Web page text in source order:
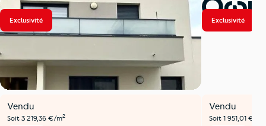
Exclusivité
Vendu
Soit 3 219,36 €/m2
Exclusivité
Vendu
Soit 1 951,01 €/m